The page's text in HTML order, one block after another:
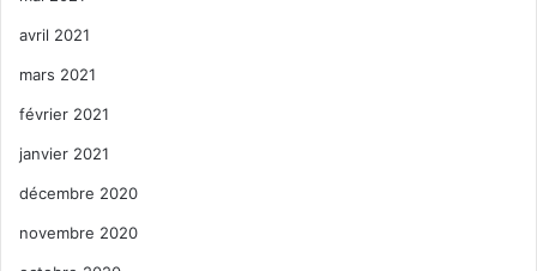
avril 2021
mars 2021
février 2021
janvier 2021
décembre 2020
novembre 2020